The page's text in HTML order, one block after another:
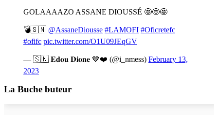
GOLAAAAZO ASSANE DIOUSSÉ 🤩🤩🤩
💣🇸🇳 @AssaneDiousse #LAMOFI #Oficretefc
#ofifc pic.twitter.com/O1U09JEqGV
— 🇸🇳 𝐄𝐝𝐨𝐮 𝐃𝐢𝐨𝐧𝐞 💙❤️ (@i_nmess) February 13,
2023
La Buche buteur